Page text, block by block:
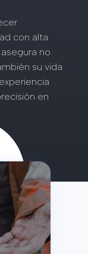
con alta
no
su vida
en